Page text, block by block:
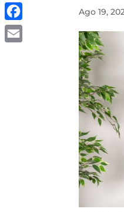
Ago 19,
WhatsApp
Facebook